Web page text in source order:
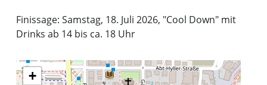
Finissage: Samstag, 18. Juli 2026, "Cool Down" mit
Drinks ab 14 bis ca. 18 Uhr
+